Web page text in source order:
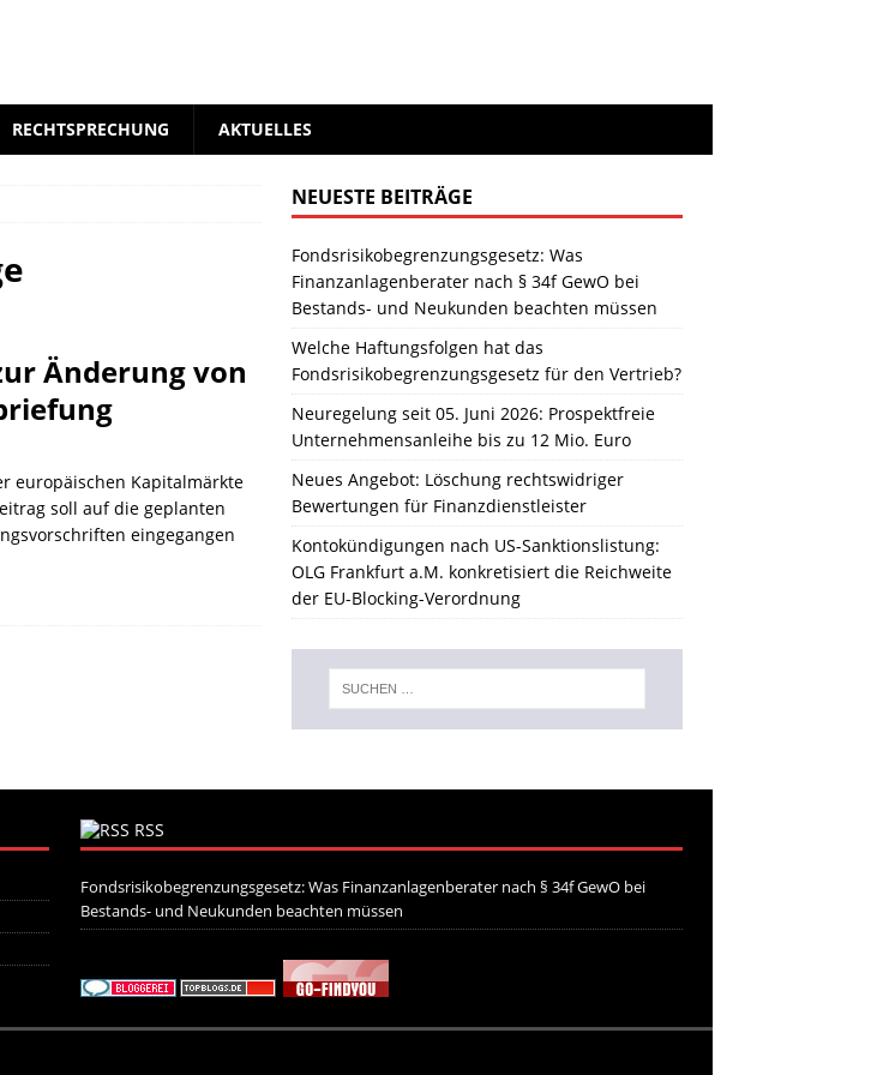
RECHTSPRECHUNG AKTUELLES
Änderung von
europäischen Kapitalmärkte
soll auf die geplanten
eingegangen
NEUESTE BEITRÄGE
Fondsrisikobegrenzungsgesetz: Was
Finanzanlagenberater nach § 34f GewO bei
Bestands- und Neukunden beachten müssen
Welche Haftungsfolgen hat das
Fondsrisikobegrenzungsgesetz für den Vertrieb?
Neuregelung seit 05. Juni 2026: Prospektfreie
Unternehmensanleihe bis zu 12 Mio. Euro
Neues Angebot: Löschung rechtswidriger
Bewertungen für Finanzdienstleister
Kontokündigungen nach US-Sanktionslistung:
OLG Frankfurt a.M. konkretisiert die Reichweite
der EU-Blocking-Verordnung
RSS
Fondsrisikobegrenzungsgesetz: Was Finanzanlagenberater nach § 34f GewO bei
Bestands- und Neukunden beachten müssen